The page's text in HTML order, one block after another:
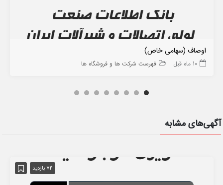
اوصاف (سهامی خاص)
10 ماه قبل فهرست شرکت ها و فروشگاه ها
آگهی‌های مشابه
74 بازدید